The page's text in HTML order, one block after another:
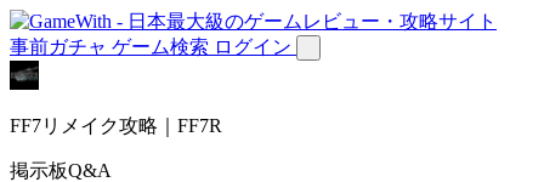
事前ガチャ ゲーム検索 ログイン
FF7リメイク攻略｜FF7R
掲示板Q&A